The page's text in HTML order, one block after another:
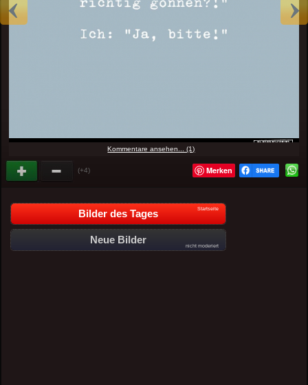
Kommentare ansehen... (1)
(+4) Merken
Bilder des Tages Startseite
Neue Bilder
nicht moderiert